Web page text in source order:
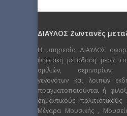
ΔΙΑΥΛΟΣ Ζωντανές
Η υπηρεσία ΔΙΑΥΛΟΣ
ψηφιακή μετάδοση μέσω
ομιλιών, σεμιναρίων,
γεγονότων και λοιπών
πραγματοποιούνται ή
σημαντικούς
Μέγαρα Μουσικής ,